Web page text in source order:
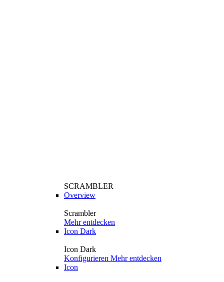
SCRAMBLER
Overview
Scrambler
Mehr entdecken
Icon Dark
Icon Dark
Konfigurieren Mehr entdecken
Icon